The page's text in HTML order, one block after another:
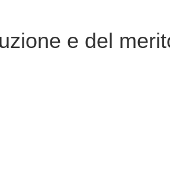
e del